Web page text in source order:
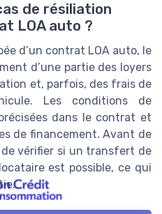
de résiliation
LOA auto ?
d’un contrat LOA auto, le
d’une partie des loyers
et, parfois, des frais de
Les conditions de
dans le contrat et
de financement. Avant de
vérifier si un transfert de
est possible, ce qui